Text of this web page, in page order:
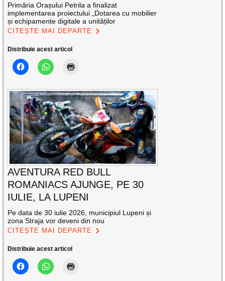
Primăria Orașului Petrila a finalizat
implementarea proiectului „Dotarea cu mobilier
și echipamente digitale a unităților
CITEȘTE MAI DEPARTE
Distribuie acest articol
AVENTURA RED BULL
ROMANIACS AJUNGE, PE 30
IULIE, LA LUPENI
Pe data de 30 iulie 2026, municipiul Lupeni și
zona Straja vor deveni din nou
CITEȘTE MAI DEPARTE
Distribuie acest articol